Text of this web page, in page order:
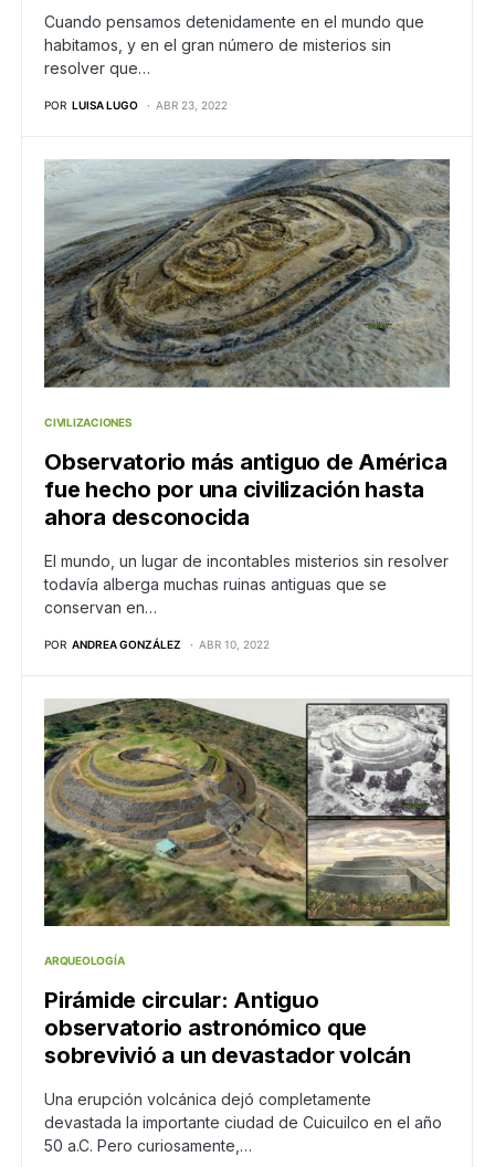
Cuando pensamos detenidamente en el mundo que
habitamos, y en el gran número de misterios sin
resolver que…
POR LUISA LUGO ABR 23, 2022
CIVILIZACIONES
Observatorio más antiguo de América
fue hecho por una civilización hasta
ahora desconocida
El mundo, un lugar de incontables misterios sin resolver
todavía alberga muchas ruinas antiguas que se
conservan en…
POR ANDREA GONZÁLEZ ABR 10, 2022
ARQUEOLOGÍA
Pirámide circular: Antiguo
observatorio astronómico que
sobrevivió a un devastador volcán
Una erupción volcánica dejó completamente
devastada la importante ciudad de Cuicuilco en el año
50 a.C. Pero curiosamente,…